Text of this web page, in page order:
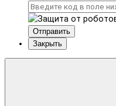
Отправить
Закрыть